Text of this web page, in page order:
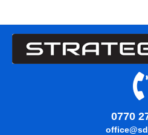
0770